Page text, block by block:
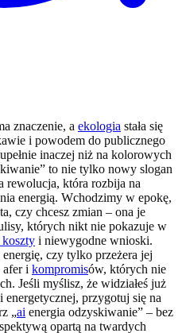
znaczenie, a ekologia stała się
i powodem do publicznego
inaczej niż na kolorowych
to nie tylko nowy slogan
rewolucja, która rozbija na
energią. Wchodzimy w epokę,
czy chcesz zmian – ona je
których nikt nie pokazuje w
i niewygodne wnioski.
czy tylko przeżera jej
afer i kompromisów, których nie
Jeśli myślisz, że widziałeś już
przygotuj się na
„ai energia odzyskiwanie” – bez
opartą na twardych